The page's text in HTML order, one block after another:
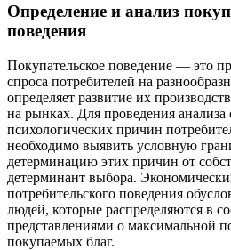
Определение и анализ
поведения
Покупательское поведение — это
спроса потребителей на
определяет развитие их
на рынках. Для проведения анализа
психологических причин
необходимо выявить условную
детерминацию этих причин от
детерминант выбора.
потребительского поведения
людей, которые распределяются в
представлениями о максимальной
покупаемых благ.